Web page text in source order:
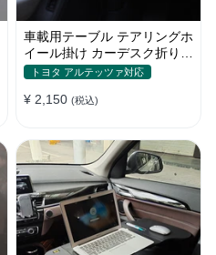
車載用テーブル テアリングホ
イール掛け カーデスク折りた
たみ式 パソコン 食事 物置
トヨタ アルテッツァ対応
¥ 2,150 (税込)